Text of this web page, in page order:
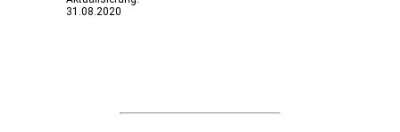
31.08.2020